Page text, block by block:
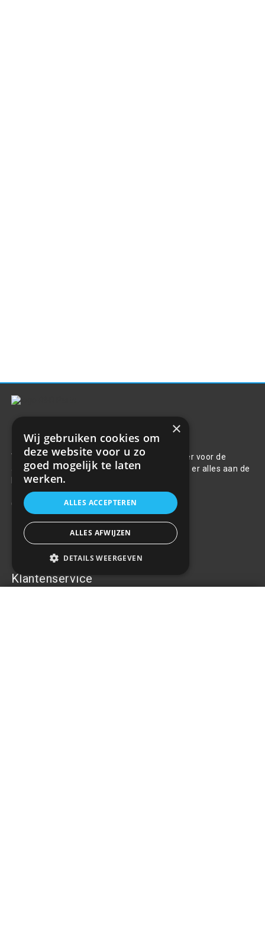
Over ons
Welkom bij R&R Parts Automotive, uw partner voor de
aanschaf van alle auto accessoires. Wij doen er alles aan de
beste selectie, service & prijs te bieden.
Contact
+31(0)85 486 83 17
Klantenservice
×
Wij gebruiken cookies om
deze website voor u zo
goed mogelijk te laten
werken.
ALLES ACCEPTEREN
ALLES AFWIJZEN
DETAILS WEERGEVEN